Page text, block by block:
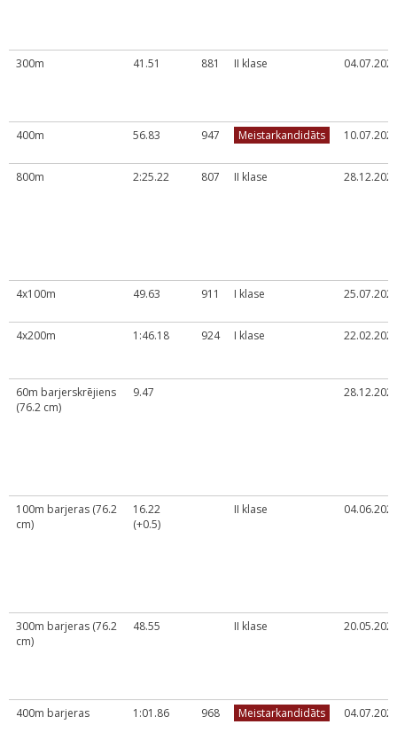
300m 41.51 881 II klase
400m 56.83 947 Meistarkandidāts
800m 2:25.22 807 II klase
4x100m 49.63 911 I klase
4x200m 1:46.18 924 I klase
60m barjerskrējiens
(76.2 cm)
9.47
100m barjeras (76.2
cm)
16.22
(+0.5)
II klase
300m barjeras (76.2
cm)
48.55 II klase
400m barjeras 1:01.86 968 Meistarkandidāts